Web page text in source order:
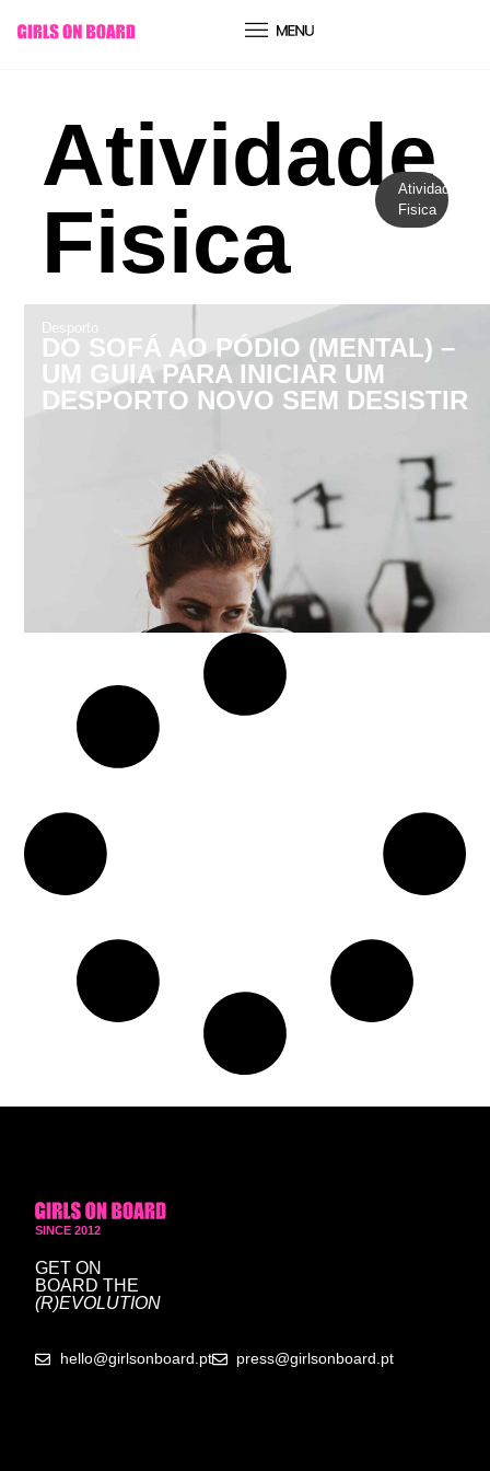
conteúdo
Atividade
Fisica
Atividade
Fisica
Desporto
DO SOFÁ AO PÓDIO (MENTAL) –
UM GUIA PARA INICIAR UM
DESPORTO NOVO SEM DESISTIR
SINCE 2012
GET ON
BOARD THE
(R)EVOLUTION
hello@girlsonboard.pt press@girlsonboard.pt